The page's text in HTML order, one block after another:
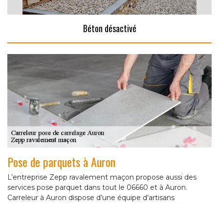
Béton désactivé
Pose de parquets à Auron
L’entreprise Zepp ravalement maçon propose aussi des
services pose parquet dans tout le 06660 et à Auron.
Carreleur à Auron dispose d’une équipe d’artisans